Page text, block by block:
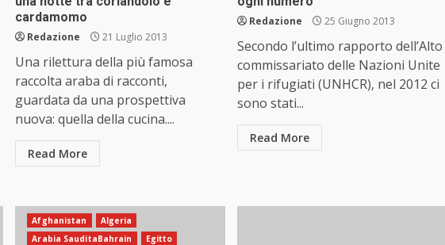
cardamomo
Redazione 21 Luglio 2013
Una rilettura della più famosa
raccolta araba di racconti,
guardata da una prospettiva
nuova: quella della cucina....
Read More
Redazione 25 Giugno 2013
Secondo l’ultimo rapporto dell’Alto
commissariato delle Nazioni Unite
per i rifugiati (UNHCR), nel 2012 ci
sono stati...
Read More
Afghanistan
Algeria
Arabia SauditaBahrain
Egitto